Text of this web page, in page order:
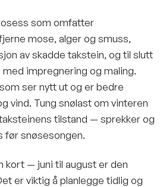
som omfatter
mose, alger og smuss,
av skadde takstein, og til slutt
impregnering og maling.
ser nytt ut og er bedre
vind. Tung snølast om vinteren
tilstand — sprekker og
før snøsesongen.
kort — juni til august er den
er viktig å planlegge tidlig og